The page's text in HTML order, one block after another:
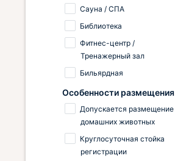
Сауна / СПА
Библиотека
Фитнес-центр /
Тренажерный зал
Бильярдная
Особенности размещения
Допускается размещение
домашних животных
Круглосуточная стойка
регистрации